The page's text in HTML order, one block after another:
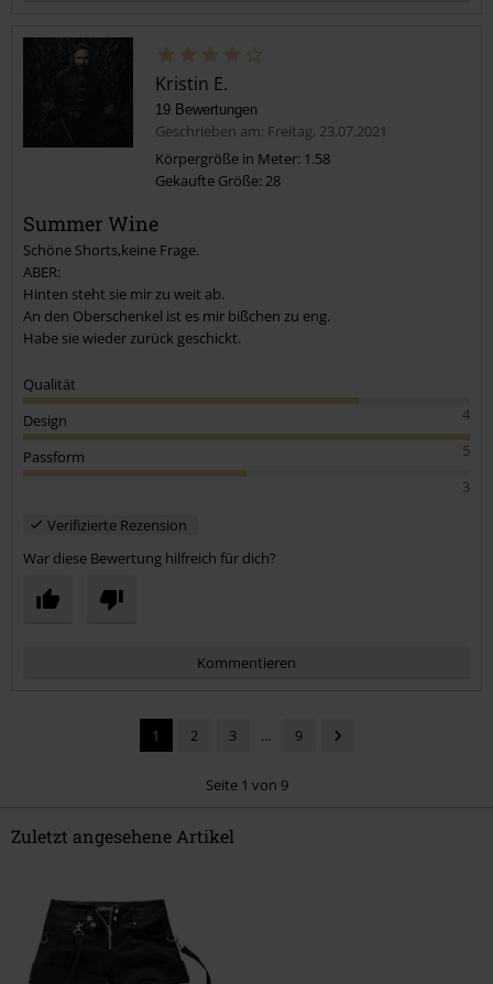
Kommentar jetzt abschicken!
Kristin E.
19 Bewertungen
Geschrieben am: Freitag, 23.07.2021
Körpergröße in Meter: 1.58
Gekaufte Größe: 28
Summer Wine
Schöne Shorts,keine Frage.
ABER:
Hinten steht sie mir zu weit ab.
An den Oberschenkel ist es mir bißchen zu eng.
Habe sie wieder zurück geschickt.
Qualität
4
Design
5
Passform
3
Verifizierte Rezension
War diese Bewertung hilfreich für dich?
Kommentieren
1 2 3 ... 9
Seite 1 von 9
Zuletzt angesehene Artikel